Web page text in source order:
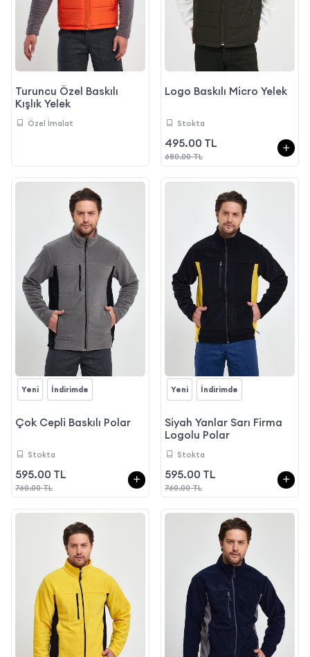
Turuncu Özel Baskılı
Kışlık Yelek
Özel İmalat
Logo Baskılı Micro Yelek
Stokta
495.00 TL
680.00 TL
Yeni İndirimde
Çok Cepli Baskılı Polar
Stokta
595.00 TL
760.00 TL
Yeni İndirimde
Siyah Yanlar Sarı Firma
Logolu Polar
Stokta
595.00 TL
760.00 TL